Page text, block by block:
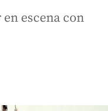
escena con